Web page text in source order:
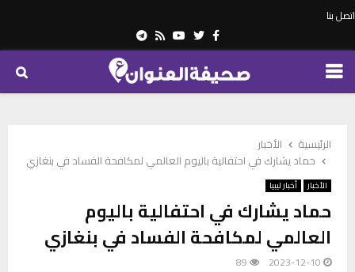
اتصل بنا
Facebook
Twitter
Youtube
Rss
Telegram
PRIMARY
الرئيسية
الأخبار
حماد يشارك في احتفالية باليوم العالمي لمكافحة الفساد في بنغازي
الأخبار أخبار ليبيا
حماد يشارك في احتفالية باليوم
العالمي لمكافحة الفساد في بنغازي
2023-12-10
89